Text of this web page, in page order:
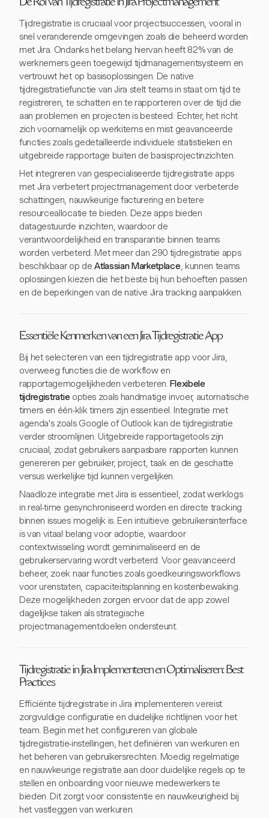
De Rol van Tijdregistratie in Jira Projectmanagement
Tijdregistratie is cruciaal voor projectsuccessen, vooral in
snel veranderende omgevingen zoals die beheerd worden
met Jira. Ondanks het belang hiervan heeft 82% van de
werknemers geen toegewijd tijdmanagementsysteem en
vertrouwt het op basisoplossingen. De native
tijdregistratiefunctie van Jira stelt teams in staat om tijd te
registreren, te schatten en te rapporteren over de tijd die
aan problemen en projecten is besteed. Echter, het richt
zich voornamelijk op werkitems en mist geavanceerde
functies zoals gedetailleerde individuele statistieken en
uitgebreide rapportage buiten de basisprojectinzichten.
Het integreren van gespecialiseerde tijdregistratie apps
met Jira verbetert projectmanagement door verbeterde
schattingen, nauwkeurige facturering en betere
resourceallocatie te bieden. Deze apps bieden
datagestuurde inzichten, waardoor de
verantwoordelijkheid en transparantie binnen teams
worden verbeterd. Met meer dan 290 tijdregistratie apps
beschikbaar op deAtlassian Marketplace, kunnen teams
oplossingen kiezen die het beste bij hun behoeften passen
en de beperkingen van de native Jira tracking aanpakken.
Essentiële Kenmerken van een Jira Tijdregistratie App
Bij het selecteren van een tijdregistratie app voor Jira,
overweeg functies die de workflow en
rapportagemogelijkheden verbeteren.Flexibele
tijdregistratieopties zoals handmatige invoer, automatische
timers en één-klik timers zijn essentieel. Integratie met
agenda's zoals Google of Outlook kan de tijdregistratie
verder stroomlijnen. Uitgebreide rapportagetools zijn
cruciaal, zodat gebruikers aanpasbare rapporten kunnen
genereren per gebruiker, project, taak en de geschatte
versus werkelijke tijd kunnen vergelijken.
Naadloze integratie met Jira is essentieel, zodat werklogs
in real-time gesynchroniseerd worden en directe tracking
binnen issues mogelijk is. Een intuïtieve gebruikersinterface
is van vitaal belang voor adoptie, waardoor
contextwisseling wordt geminimaliseerd en de
gebruikerservaring wordt verbeterd. Voor geavanceerd
beheer, zoek naar functies zoals goedkeuringsworkflows
voor urenstaten, capaciteitsplanning en kostenbewaking.
Deze mogelijkheden zorgen ervoor dat de app zowel
dagelijkse taken als strategische
projectmanagementdoelen ondersteunt.
Tijdregistratie in Jira Implementeren en Optimaliseren: Best
Practices
Efficiënte tijdregistratie in Jira implementeren vereist
zorgvuldige configuratie en duidelijke richtlijnen voor het
team. Begin met het configureren van globale
tijdregistratie-instellingen, het definiëren van werkuren en
het beheren van gebruikersrechten. Moedig regelmatige
en nauwkeurige registratie aan door duidelijke regels op te
stellen en onboarding voor nieuwe medewerkers te
bieden. Dit zorgt voor consistentie en nauwkeurigheid bij
het vastleggen van werkuren.